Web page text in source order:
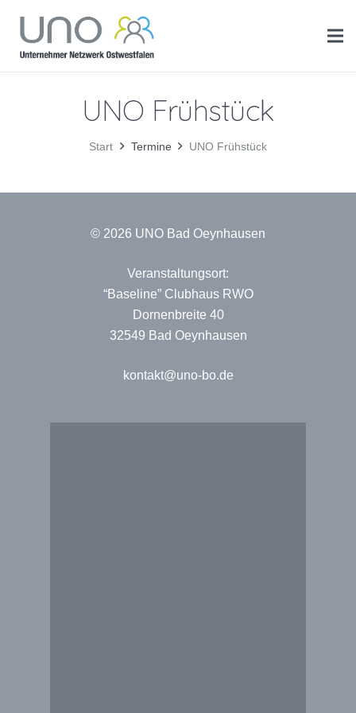
UNO Frühstück
Start Termine UNO Frühstück
© 2026 UNO Bad Oeynhausen
Veranstaltungsort:
“Baseline” Clubhaus RWO
Dornenbreite 40
32549 Bad Oeynhausen
kontakt@uno-bo.de